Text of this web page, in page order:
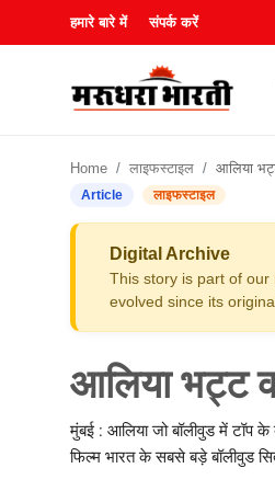
हमारे बारे में संपर्क करें
Home लाइफस्टाइल आलिया
Article लाइफस्टाइल
Digital Archive
This story is part of
evolved since its
आलिया भट्ट
मुंबई : आलिया जो बॉलीवुड में टॉप
फिल्म भारत के सबसे बड़े बॉलीवुड